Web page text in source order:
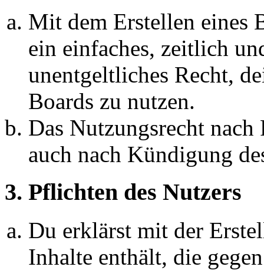
Mit dem Erstellen eines
ein einfaches, zeitlich
unentgeltliches Recht,
Boards zu nutzen.
Das Nutzungsrecht
auch nach Kündigung
3. Pflichten des Nutzers
Du erklärst mit der
Inhalte enthält, die